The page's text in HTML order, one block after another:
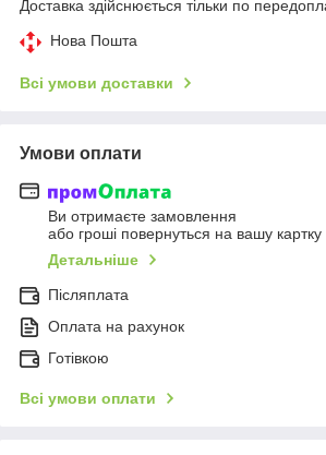
Доставка здійснюється тільки по
Нова Пошта
Всі умови доставки
Умови оплати
Ви отримаєте замовлення
або гроші повернуться на вашу картку
Детальніше
Післяплата
Оплата на рахунок
Готівкою
Всі умови оплати